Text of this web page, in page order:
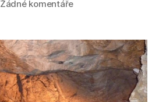
Žádné komentářeu
názvem
Jeskyně
Na
Turoldu